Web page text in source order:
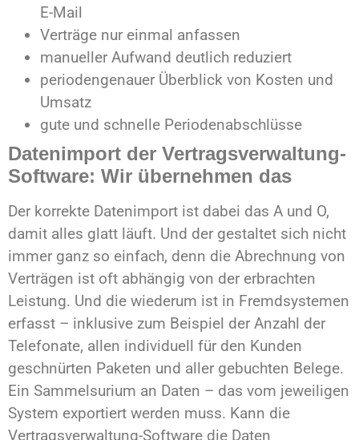
E-Mail
Verträge nur einmal anfassen
manueller Aufwand deutlich reduziert
periodengenauer Überblick von Kosten und
Umsatz
gute und schnelle Periodenabschlüsse
Datenimport der Vertragsverwaltung-
Software: Wir übernehmen das
Der korrekte Datenimport ist dabei das A und O,
damit alles glatt läuft. Und der gestaltet sich nicht
immer ganz so einfach, denn die Abrechnung von
Verträgen ist oft abhängig von der erbrachten
Leistung. Und die wiederum ist in Fremdsystemen
erfasst – inklusive zum Beispiel der Anzahl der
Telefonate, allen individuell für den Kunden
geschnürten Paketen und aller gebuchten Belege.
Ein Sammelsurium an Daten – das vom jeweiligen
System exportiert werden muss. Kann die
Vertragsverwaltung-Software die Daten